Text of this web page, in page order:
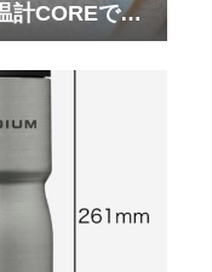
計COREで測